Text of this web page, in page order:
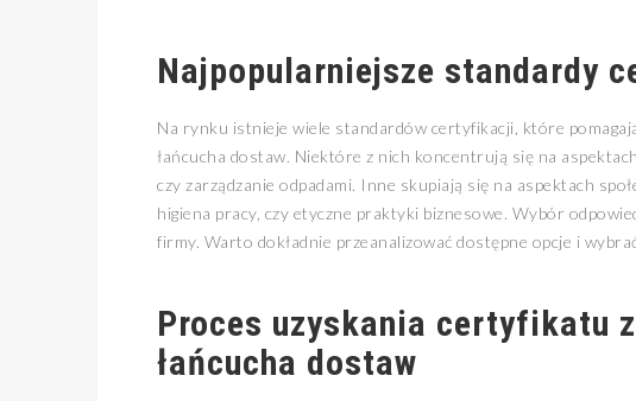
Najpopularniejsze standardy
Na rynku istnieje wiele standardów certyfikacji, które
łańcucha dostaw. Niektóre z nich koncentrują się na
czy zarządzanie odpadami. Inne skupiają się na aspektach
higiena pracy, czy etyczne praktyki biznesowe. Wybór
firmy. Warto dokładnie przeanalizować dostępne opcje i
Proces uzyskania certyfikatu
łańcucha dostaw